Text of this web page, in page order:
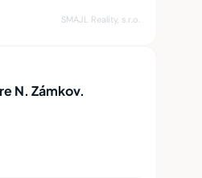
SMAJL Reality, s.r.o.
v centre N. Zámkov.